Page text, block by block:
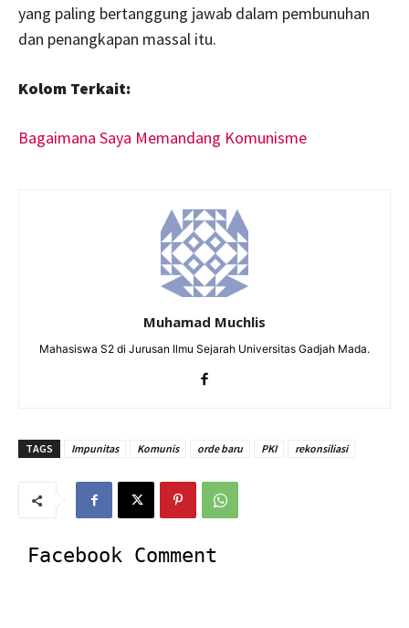
yang paling bertanggung jawab dalam pembunuhan
dan penangkapan massal itu.
Kolom Terkait:
Bagaimana Saya Memandang Komunisme
Muhamad Muchlis
Mahasiswa S2 di Jurusan Ilmu Sejarah Universitas Gadjah Mada.
TAGS Impunitas Komunis orde baru PKI rekonsiliasi
Facebook Comment